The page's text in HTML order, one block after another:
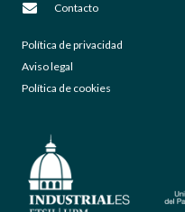
Contacto
Política de privacidad
Aviso legal
Política de cookies